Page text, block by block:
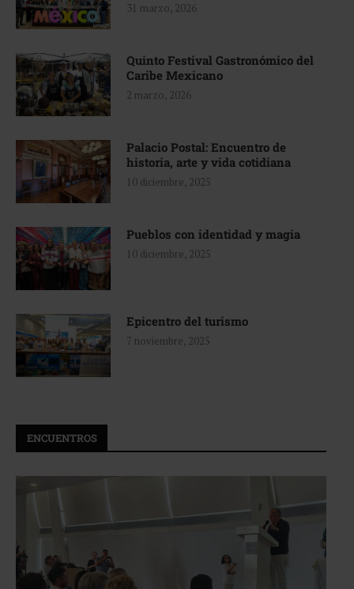
31 marzo, 2026
Quinto Festival Gastronómico del
Caribe Mexicano
2 marzo, 2026
Palacio Postal: Encuentro de
historia, arte y vida cotidiana
10 diciembre, 2025
Pueblos con identidad y magia
10 diciembre, 2025
Epicentro del turismo
7 noviembre, 2025
ENCUENTROS